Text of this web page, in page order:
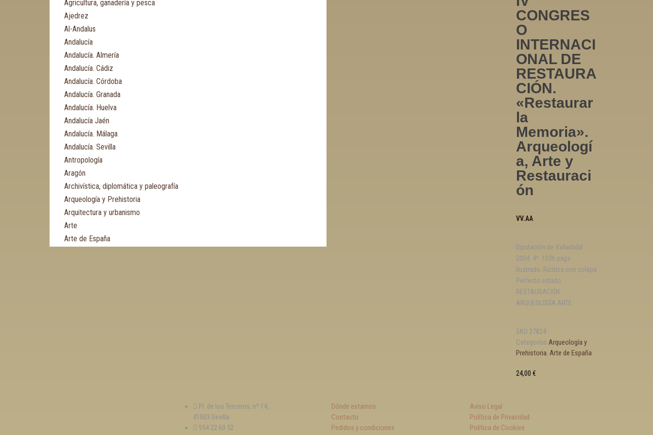
Agricultura, ganadería y pesca
Ajedrez
Al-Andalus
Andalucía
Andalucía. Almería
Andalucía. Cádiz
Andalucía. Córdoba
Andalucía. Granada
Andalucía. Huelva
Andalucía Jaén
Andalucía. Málaga
Andalucía. Sevilla
Antropología
Aragón
Archivística, diplomática y paleografía
Arqueología y Prehistoria
Arquitectura y urbanismo
Arte
Arte de España
CONGRES
O
INTERNACI
ONAL DE
RESTAURA
CIÓN.
«Restaurar
la
Memoria».
Arqueologí
a, Arte y
Restauraci
ón
VV.AA
Diputación de Valladolid
2004. 4º. 1036 págs.
Ilustrado. Rústica con solapa.
Perfecto estado.
RESTAURACIÓN
ARQUEOLOGÍA ARTE
SKU 27824
Categorías Arqueología y
Prehistoria, Arte de España
24,00 €
Pl. de los Terceros, nº 14,
41003 Sevilla
954 22 60 52
Dónde estamos
Contacto
Pedidos y condiciones
Aviso Legal
Política de Privacidad
Política de Cookies